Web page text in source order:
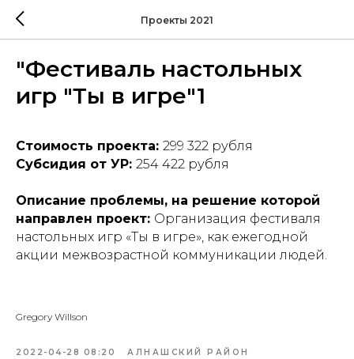
Проекты 2021
"Фестиваль настольных
игр "Ты в игре"1
Стоимость проекта: 299 322 рубля
Субсидия от УР: 254 422 рубля
Описание проблемы, на решение которой
направлен проект: Организация фестиваля
настольных игр «Ты в игре», как ежегодной
акции межвозрастной коммуникации людей.
Gregory Willson
2022-04-28 08:20 АЛНАШСКИЙ РАЙОН